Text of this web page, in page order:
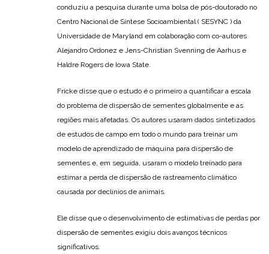
conduziu a pesquisa durante uma bolsa de pós-doutorado no
Centro Nacional de Síntese Socioambiental ( SESYNC ) da
Universidade de Maryland em colaboração com co-autores
Alejandro Ordonez e Jens-Christian Svenning de Aarhus e
Haldre Rogers de Iowa State.
Fricke disse que o estudo é o primeiro a quantificar a escala
do problema de dispersão de sementes globalmente e as
regiões mais afetadas. Os autores usaram dados sintetizados
de estudos de campo em todo o mundo para treinar um
modelo de aprendizado de máquina para dispersão de
sementes e, em seguida, usaram o modelo treinado para
estimar a perda de dispersão de rastreamento climático
causada por declínios de animais.
Ele disse que o desenvolvimento de estimativas de perdas por
dispersão de sementes exigiu dois avanços técnicos
significativos.